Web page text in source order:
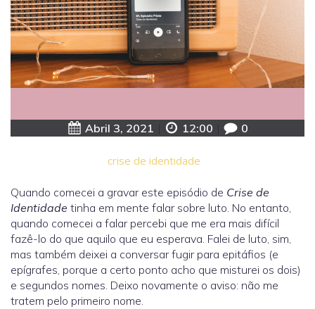
Abril 3, 2021 12:00 0
crise de identidade
Quando comecei a gravar este episódio de Crise de
Identidade tinha em mente falar sobre luto. No entanto,
quando comecei a falar percebi que me era mais difícil
fazê-lo do que aquilo que eu esperava. Falei de luto, sim,
mas também deixei a conversar fugir para epitáfios (e
epígrafes, porque a certo ponto acho que misturei os dois)
e segundos nomes. Deixo novamente o aviso: não me
tratem pelo primeiro nome.